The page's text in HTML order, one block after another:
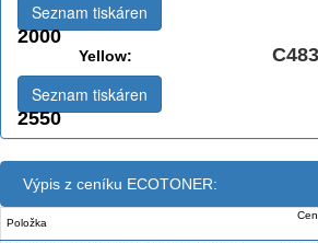
2000
Seznam tiskáren
Yellow:
2550
Seznam tiskáren
Výpis z ceníku ECOTONER:
Položka